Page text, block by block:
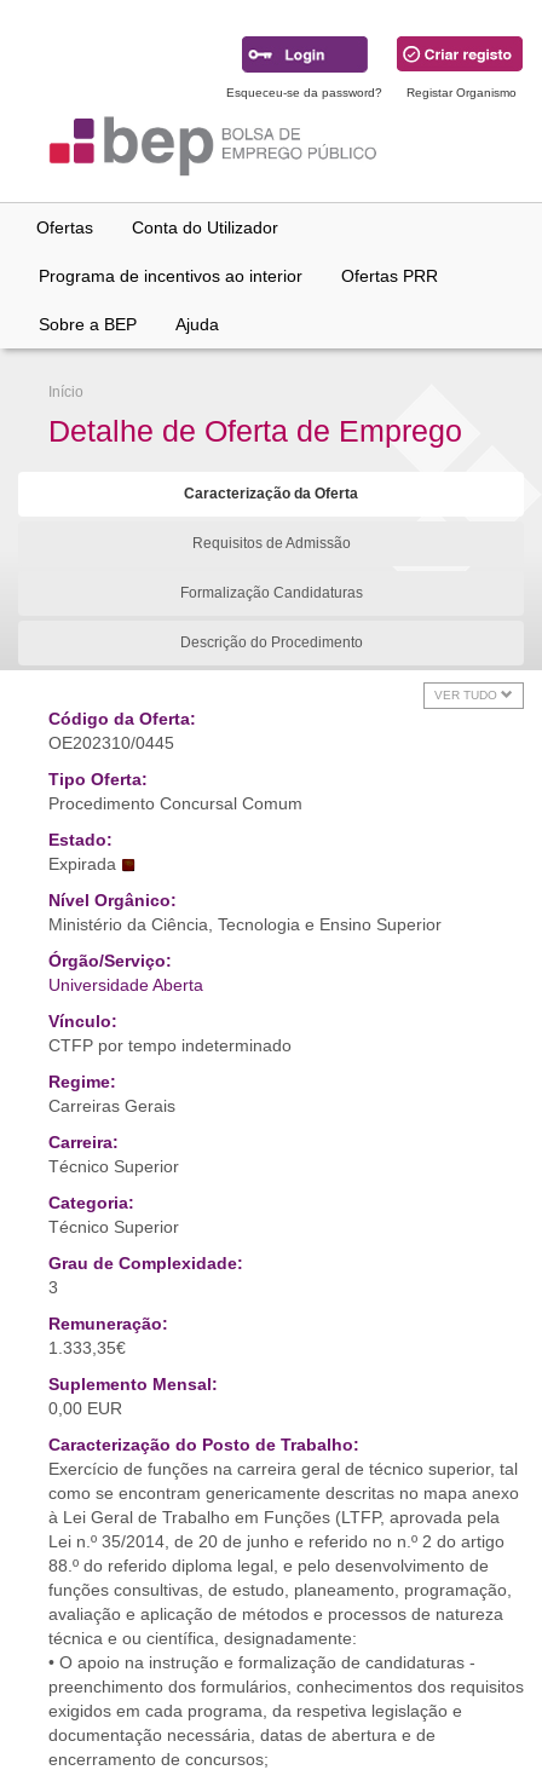
Esqueceu-se da password? Registar Organismo
Ofertas Conta do Utilizador
Programa de incentivos ao interior Ofertas PRR
Sobre a BEP Ajuda
Início
Detalhe de Oferta de Emprego
Caracterização da Oferta
Requisitos de Admissão
Formalização Candidaturas
Descrição do Procedimento
VER TUDO
Código da Oferta:
OE202310/0445
Tipo Oferta:
Procedimento Concursal Comum
Estado:
Expirada
Nível Orgânico:
Ministério da Ciência, Tecnologia e Ensino Superior
Órgão/Serviço:
Universidade Aberta
Vínculo:
CTFP por tempo indeterminado
Regime:
Carreiras Gerais
Carreira:
Técnico Superior
Categoria:
Técnico Superior
Grau de Complexidade:
3
Remuneração:
1.333,35€
Suplemento Mensal:
0,00 EUR
Caracterização do Posto de Trabalho:
Exercício de funções na carreira geral de técnico superior, tal
como se encontram genericamente descritas no mapa anexo
à Lei Geral de Trabalho em Funções (LTFP, aprovada pela
Lei n.º 35/2014, de 20 de junho e referido no n.º 2 do artigo
88.º do referido diploma legal, e pelo desenvolvimento de
funções consultivas, de estudo, planeamento, programação,
avaliação e aplicação de métodos e processos de natureza
técnica e ou científica, designadamente:
• O apoio na instrução e formalização de candidaturas -
preenchimento dos formulários, conhecimentos dos requisitos
exigidos em cada programa, da respetiva legislação e
documentação necessária, datas de abertura e de
encerramento de concursos;